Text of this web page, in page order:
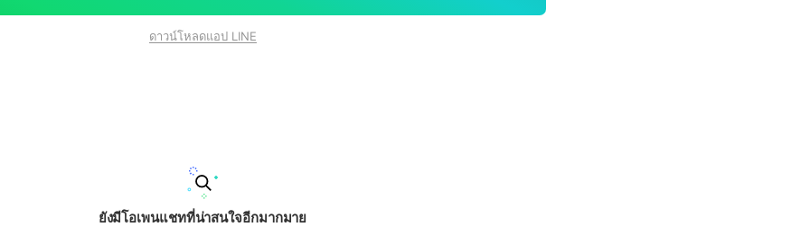
ดาวน์โหลดแอป LINE
ยังมีโอเพนแชทที่น่าสนใจอีกมากมาย